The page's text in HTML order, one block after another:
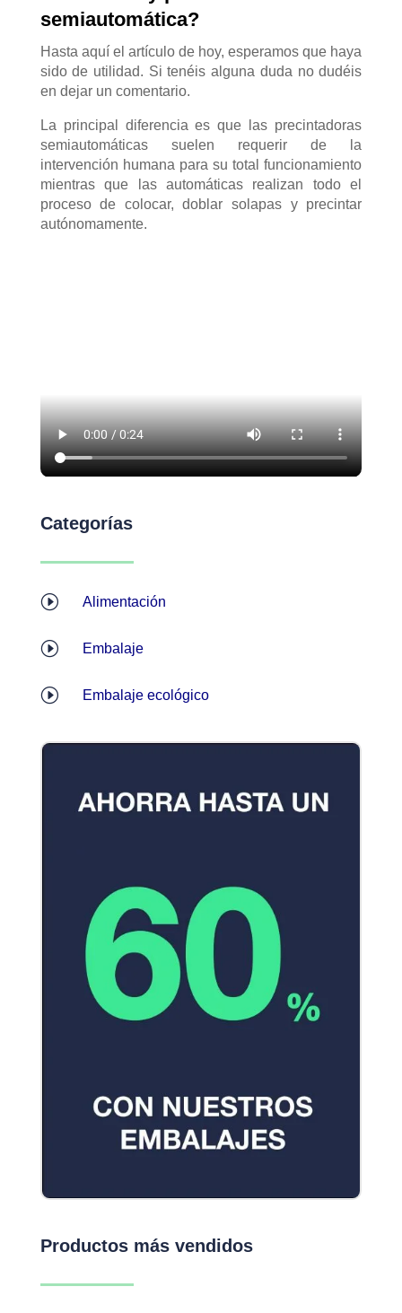
semiautomática?
Hasta aquí el artículo de hoy, esperamos que haya
sido de utilidad. Si tenéis alguna duda no dudéis
en dejar un comentario.
La principal diferencia es que las precintadoras
semiautomáticas suelen requerir de la
intervención humana para su total funcionamiento
mientras que las automáticas realizan todo el
proceso de colocar, doblar solapas y precintar
autónomamente.
Categorías
I Alimentación
I Embalaje
I Embalaje ecológico
Productos más vendidos